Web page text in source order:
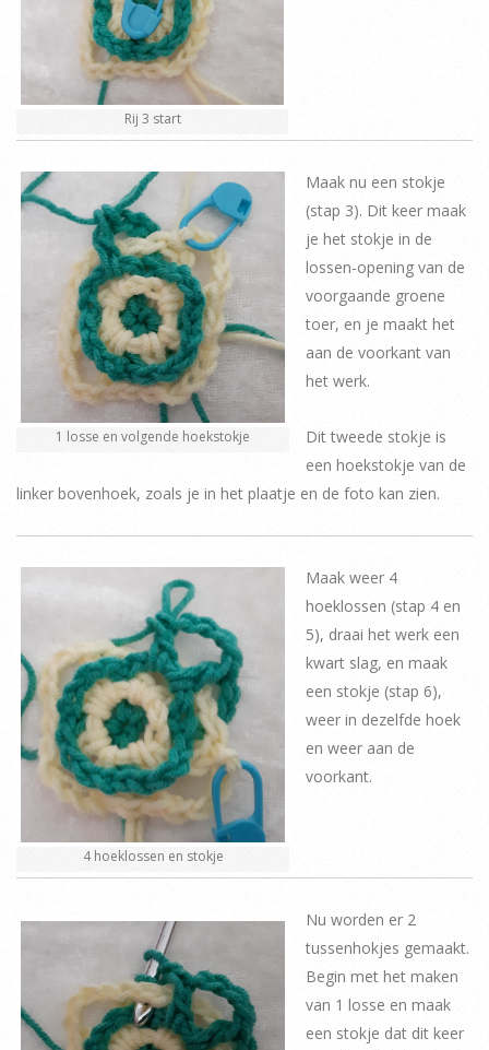
Rij 3 start
1 losse en volgende hoekstokje
Maak nu een stokje
(stap 3). Dit keer maak
je het stokje in de
lossen-opening van de
voorgaande groene
toer, en je maakt het
aan de voorkant van
het werk.
Dit tweede stokje is
een hoekstokje van de
linker bovenhoek, zoals je in het plaatje en de foto kan zien.
4 hoeklossen en stokje
Maak weer 4
hoeklossen (stap 4 en
5), draai het werk een
kwart slag, en maak
een stokje (stap 6),
weer in dezelfde hoek
en weer aan de
voorkant.
Nu worden er 2
tussenhokjes gemaakt.
Begin met het maken
van 1 losse en maak
een stokje dat dit keer